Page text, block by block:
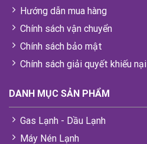
Hướng dẫn mua hàng
Chính sách vận chuyển
Chính sách bảo mật
Chính sách giải quyết khiếu nại
DANH MỤC SẢN PHẨM
Gas Lạnh - Dầu Lạnh
Máy Nén Lạnh